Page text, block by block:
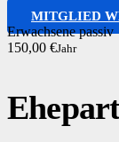
MITGLIED
Erwachsene passiv
150,00 €Jahr